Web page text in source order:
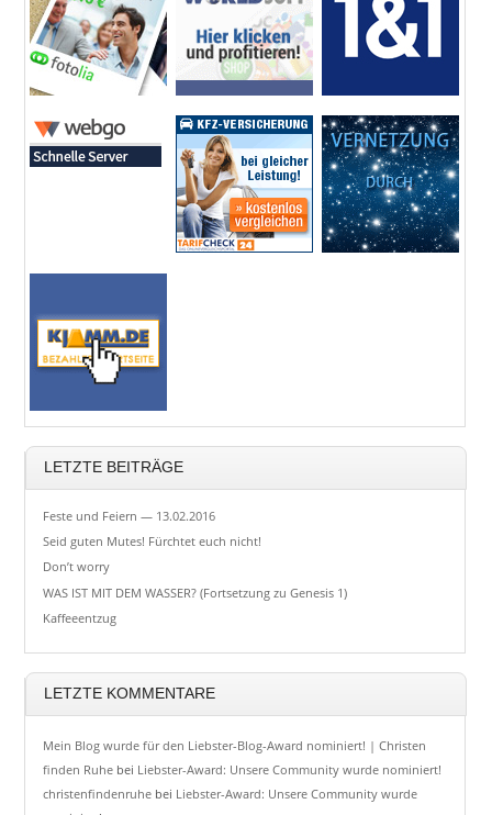
LETZTE BEITRÄGE
Feste und Feiern — 13.02.2016
Seid guten Mutes! Fürchtet euch nicht!
Don’t worry
WAS IST MIT DEM WASSER? (Fortsetzung zu Genesis 1)
Kaffeeentzug
LETZTE KOMMENTARE
Mein Blog wurde für den Liebster-Blog-Award nominiert! | Christen
finden Ruhe bei Liebster-Award: Unsere Community wurde nominiert!
christenfindenruhe bei Liebster-Award: Unsere Community wurde